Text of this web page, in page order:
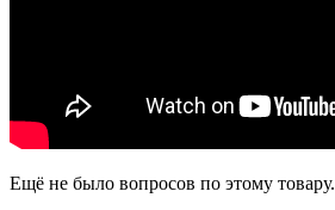
Ещё не было вопросов по этому товару.